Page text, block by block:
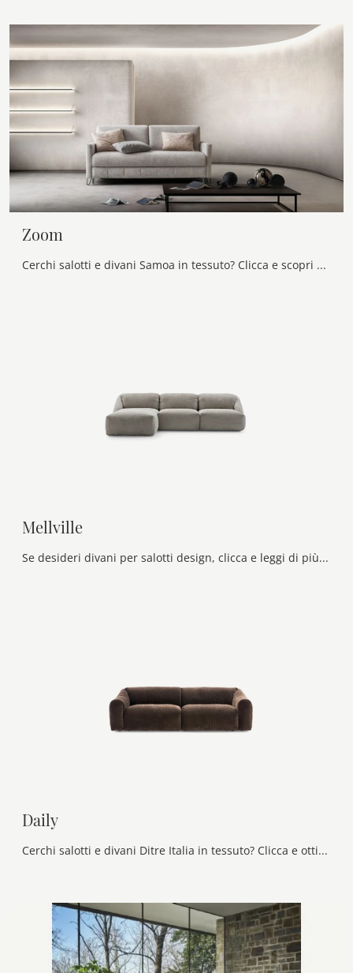
Zoom
Cerchi salotti e divani Samoa in tessuto? Clicca e scopri di più sul modello Zoom per spazi moderni.
Mellville
Se desideri divani per salotti design, clicca e leggi di più sul modello Mellville in tessuto della marca Ditre Italia.
Daily
Cerchi salotti e divani Ditre Italia in tessuto? Clicca e ottieni informazioni sul modello Daily per spazi moderni.